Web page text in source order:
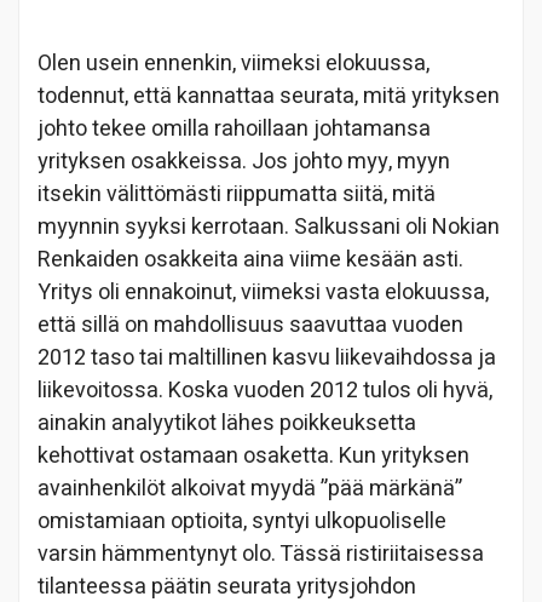
Olen usein ennenkin, viimeksi elokuussa,
todennut, että kannattaa seurata, mitä yrityksen
johto tekee omilla rahoillaan johtamansa
yrityksen osakkeissa. Jos johto myy, myyn
itsekin välittömästi riippumatta siitä, mitä
myynnin syyksi kerrotaan. Salkussani oli Nokian
Renkaiden osakkeita aina viime kesään asti.
Yritys oli ennakoinut, viimeksi vasta elokuussa,
että sillä on mahdollisuus saavuttaa vuoden
2012 taso tai maltillinen kasvu liikevaihdossa ja
liikevoitossa. Koska vuoden 2012 tulos oli hyvä,
ainakin analyytikot lähes poikkeuksetta
kehottivat ostamaan osaketta. Kun yrityksen
avainhenkilöt alkoivat myydä ”pää märkänä”
omistamiaan optioita, syntyi ulkopuoliselle
varsin hämmentynyt olo. Tässä ristiriitaisessa
tilanteessa päätin seurata yritysjohdon